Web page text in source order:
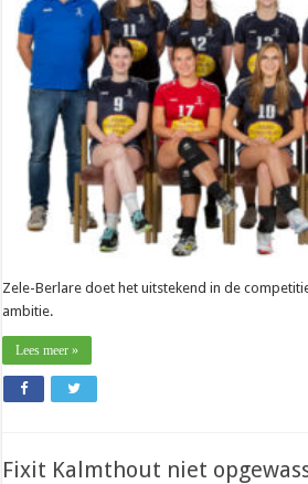
Berlare):
“Zonder
veel
verwachtingen
naar
Mortsel”
Zele-Berlare doet het uitstekend in de
ambitie.
Lees meer »
Fixit Kalmthout niet